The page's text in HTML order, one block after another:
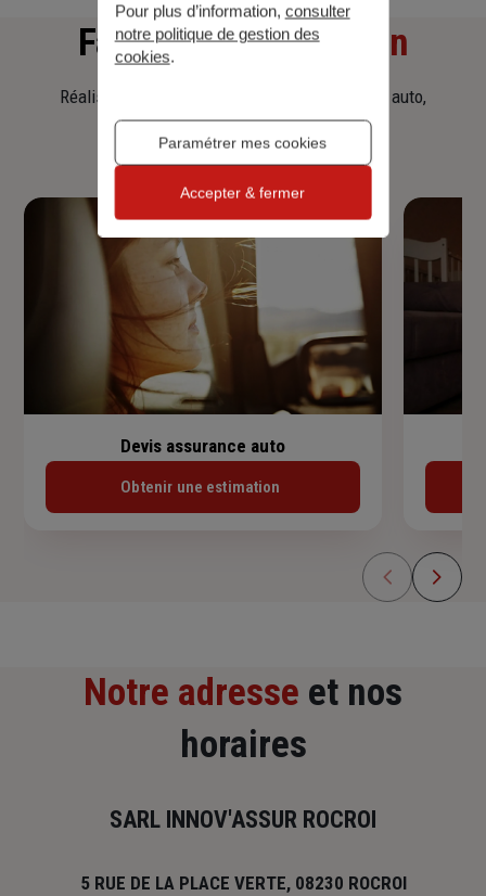
Faitesune simulation
Réalisez une simulation tarifaire d'assurance, auto,
habitation, prêt immobilier.
Devis assurance auto
Obtenir une estimation
Notre adresse et nos
horaires
SARL INNOV'ASSUR ROCROI
5 RUE DE LA PLACE VERTE, 08230 ROCROI
Pour plus d’information, consulter
notre politique de gestion des
cookies.
Paramétrer mes cookies
Accepter & fermer